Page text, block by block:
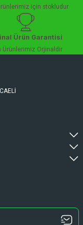
için stokludur
Ürün Garantisi
Ürünlerimiz Orjinaldir